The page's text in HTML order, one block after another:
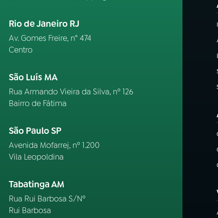
Rio de Janeiro RJ
Av. Gomes Freire, n° 474
Centro
São Luís MA
Rua Armando Vieira da Silva, nº 126
Bairro de Fátima
São Paulo SP
Avenida Mofarrej, nº 1.200
Vila Leopoldina
Tabatinga AM
Rua Rui Barbosa S/Nº
Rui Barbosa